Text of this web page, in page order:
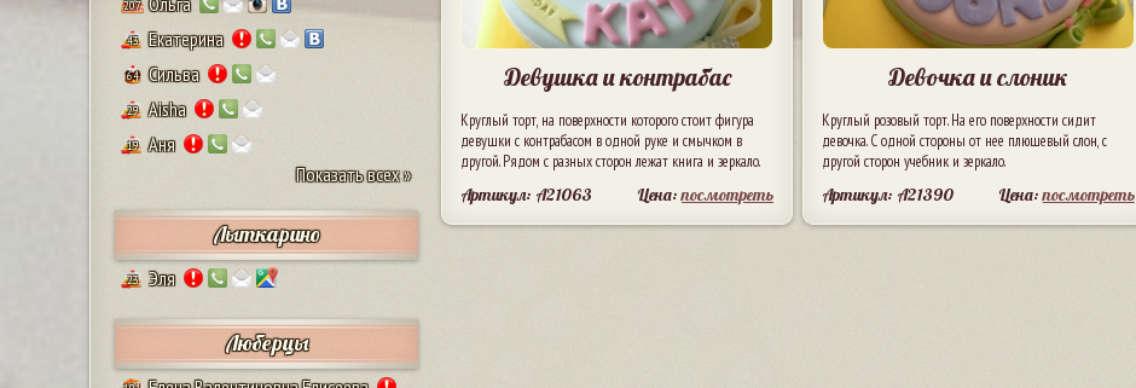
207
43 Екатерина
64 Сильва
29 Aisha
19
Аня
Показать всех »
Лыткарино
23 Эля
Люберцы
Девушка и контрабас
Круглый торт, на поверхности которого стоит фигура
девушки с контрабасом в одной руке и смычком в
другой. Рядом с разных сторон лежат книга и зеркало.
Артикул: A21063 Цена:посмотреть
Девочка и слоник
Круглый розовый торт. На его поверхности сидит
девочка. С одной стороны от нее плюшевый слон, с
другой сторон учебник и зеркало.
Артикул: A21390 Цена:посмотреть